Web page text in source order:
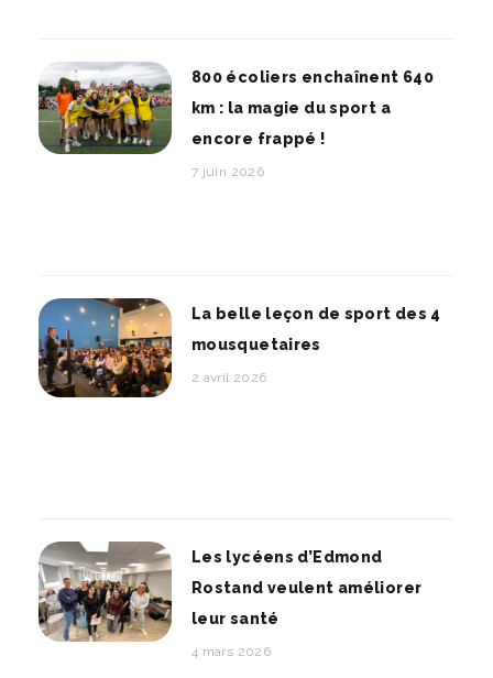
800 écoliers enchaînent 640
km : la magie du sport a
encore frappé !
7 juin 2026
La belle leçon de sport des 4
mousquetaires
2 avril 2026
Les lycéens d’Edmond
Rostand veulent améliorer
leur santé
4 mars 2026